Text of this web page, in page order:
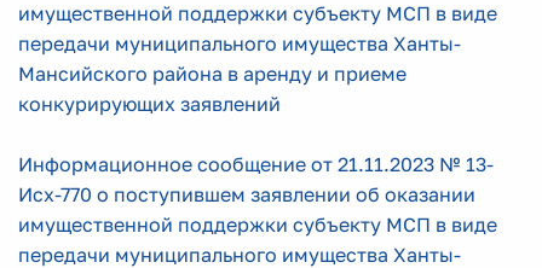
имущественной поддержки субъекту МСП в виде
передачи муниципального имущества Ханты-
Мансийского района в аренду и приеме
конкурирующих заявлений
Информационное сообщение от 21.11.2023 № 13-
Исх-770 о поступившем заявлении об оказании
имущественной поддержки субъекту МСП в виде
передачи муниципального имущества Ханты-